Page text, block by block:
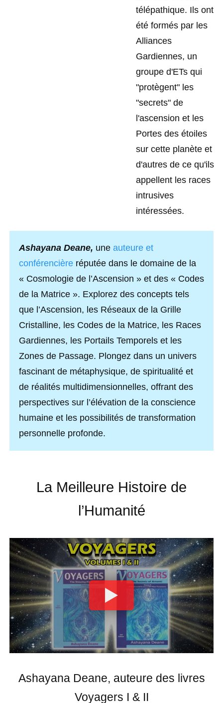
télépathique. Ils ont
été formés par les
Alliances
Gardiennes, un
groupe d'ETs qui
"protègent" les
"secrets" de
l'ascension et les
Portes des étoiles
sur cette planète et
d'autres de ce qu'ils
appellent les races
intrusives
intéressées.
Ashayana Deane, une auteure et
conférencière réputée dans le domaine de la
« Cosmologie de l’Ascension » et des « Codes
de la Matrice ». Explorez des concepts tels
que l’Ascension, les Réseaux de la Grille
Cristalline, les Codes de la Matrice, les Races
Gardiennes, les Portails Temporels et les
Zones de Passage. Plongez dans un univers
fascinant de métaphysique, de spiritualité et
de réalités multidimensionnelles, offrant des
perspectives sur l’élévation de la conscience
humaine et les possibilités de transformation
personnelle profonde.
La Meilleure Histoire de
l’Humanité
Ashayana Deane, auteure des livres
Voyagers I & II